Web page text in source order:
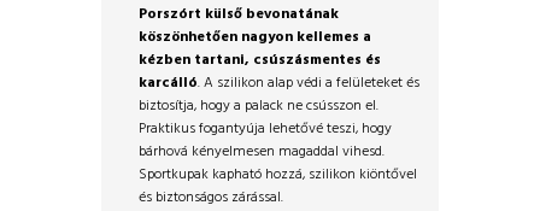
Porszórt külső bevonatának
köszönhetően nagyon kellemes a
kézben tartani, csúszásmentes és
karcálló. A szilikon alap védi a felületeket és
biztosítja, hogy a palack ne csússzon el.
Praktikus fogantyúja lehetővé teszi, hogy
bárhová kényelmesen magaddal vihesd.
Sportkupak kapható hozzá, szilikon kiöntővel
és biztonságos zárással.